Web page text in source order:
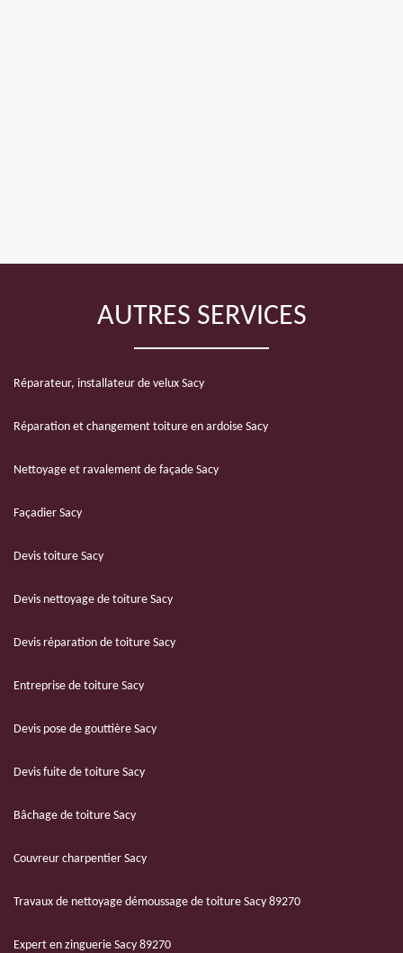
AUTRES SERVICES
Réparateur, installateur de velux Sacy
Réparation et changement toiture en ardoise Sacy
Nettoyage et ravalement de façade Sacy
Façadier Sacy
Devis toiture Sacy
Devis nettoyage de toiture Sacy
Devis réparation de toiture Sacy
Entreprise de toiture Sacy
Devis pose de gouttière Sacy
Devis fuite de toiture Sacy
Bâchage de toiture Sacy
Couvreur charpentier Sacy
Travaux de nettoyage démoussage de toiture Sacy 89270
Expert en zinguerie Sacy 89270